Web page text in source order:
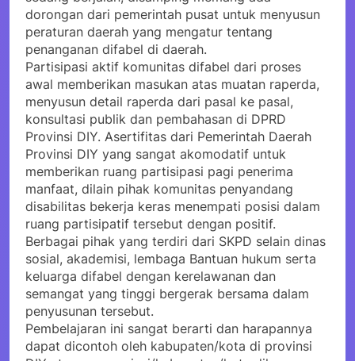
dorongan dari pemerintah pusat untuk menyusun
peraturan daerah yang mengatur tentang
penanganan difabel di daerah.
Partisipasi aktif komunitas difabel dari proses
awal memberikan masukan atas muatan raperda,
menyusun detail raperda dari pasal ke pasal,
konsultasi publik dan pembahasan di DPRD
Provinsi DIY. Asertifitas dari Pemerintah Daerah
Provinsi DIY yang sangat akomodatif untuk
memberikan ruang partisipasi pagi penerima
manfaat, dilain pihak komunitas penyandang
disabilitas bekerja keras menempati posisi dalam
ruang partisipatif tersebut dengan positif.
Berbagai pihak yang terdiri dari SKPD selain dinas
sosial, akademisi, lembaga Bantuan hukum serta
keluarga difabel dengan kerelawanan dan
semangat yang tinggi bergerak bersama dalam
penyusunan tersebut.
Pembelajaran ini sangat berarti dan harapannya
dapat dicontoh oleh kabupaten/kota di provinsi